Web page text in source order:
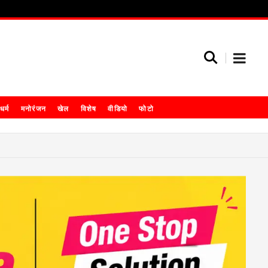
धर्म मनोरंजन खेल विशेष वीडियो फोटो